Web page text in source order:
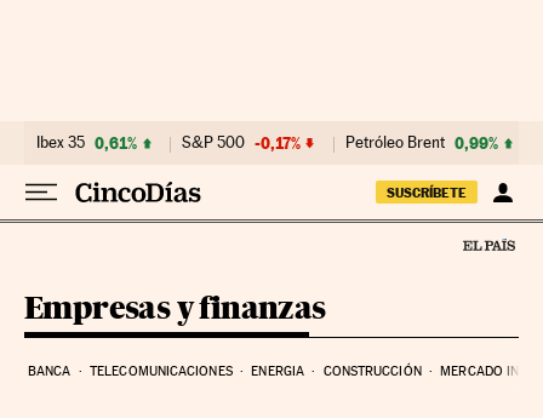
Ibex 35 0,61% S&P 500 -0,17% Petróleo Brent 0,99%
SUSCRÍBETE
Empresas y finanzas
BANCA TELECOMUNICACIONES ENERGIA CONSTRUCCIÓN MERCADO